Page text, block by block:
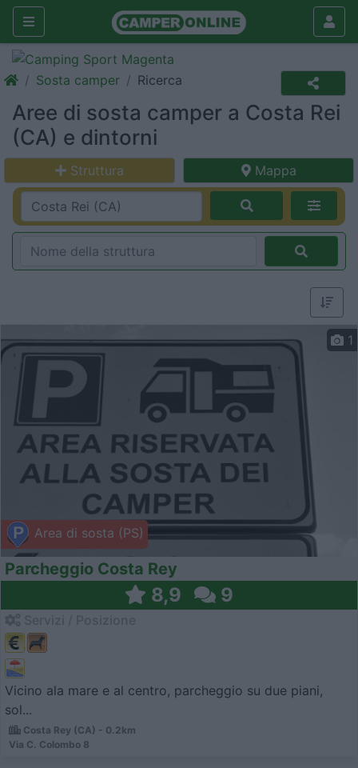
Sosta camper Ricerca
Aree di sosta camper a Costa Rei
(CA) e dintorni
Struttura Mappa
Area di sosta (PS)
1
Parcheggio Costa Rey
8,9 9
Vicino ala mare e al centro, parcheggio su due piani,
sol...
Costa Rey (CA) - 0.2km
Via C. Colombo 8